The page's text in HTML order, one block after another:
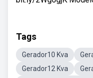
Tags
Gerador10 Kva
Gerador12 Kva